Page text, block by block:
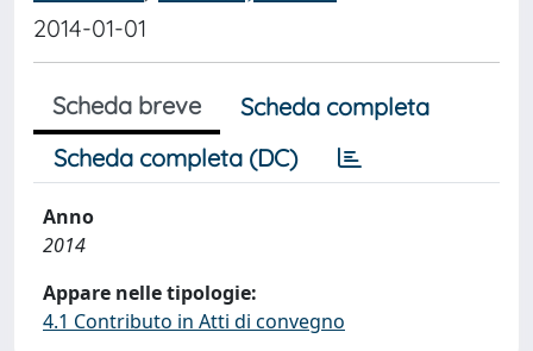
2014-01-01
Scheda breve
Scheda completa
Scheda completa (DC)
Anno
2014
Appare nelle tipologie:
4.1 Contributo in Atti di convegno